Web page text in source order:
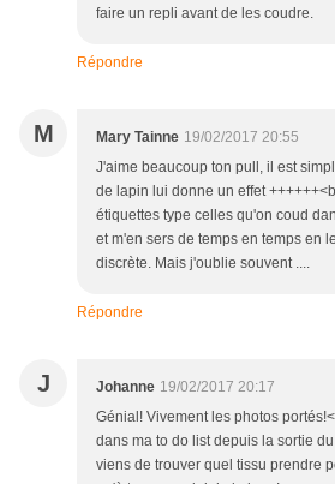
faire un repli avant de les coudre.
Répondre
M Mary Tainne 19/02/2017 20:55
J'aime beaucoup ton pull, il est
de lapin lui donne un effet
étiquettes type celles qu'on coud
et m'en sers de temps en temps en
discrète. Mais j'oublie souvent ....
Répondre
J Johanne 19/02/2017 20:17
Génial! Vivement les photos
dans ma to do list depuis la sortie
viens de trouver quel tissu prendre